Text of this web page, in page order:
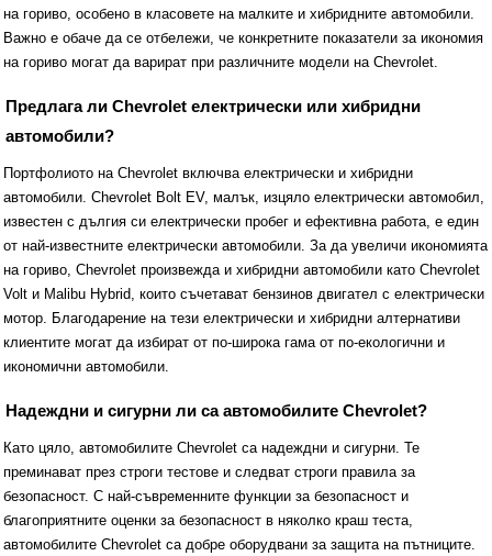
на гориво, особено в класовете на малките и хибридните автомобили.
Важно е обаче да се отбележи, че конкретните показатели за икономия
на гориво могат да варират при различните модели на Chevrolet.
Предлага ли Chevrolet електрически или хибридни
автомобили?
Портфолиото на Chevrolet включва електрически и хибридни
автомобили. Chevrolet Bolt EV, малък, изцяло електрически автомобил,
известен с дългия си електрически пробег и ефективна работа, е един
от най-известните електрически автомобили. За да увеличи икономията
на гориво, Chevrolet произвежда и хибридни автомобили като Chevrolet
Volt и Malibu Hybrid, които съчетават бензинов двигател с електрически
мотор. Благодарение на тези електрически и хибридни алтернативи
клиентите могат да избират от по-широка гама от по-екологични и
икономични автомобили.
Надеждни и сигурни ли са автомобилите Chevrolet?
Като цяло, автомобилите Chevrolet са надеждни и сигурни. Те
преминават през строги тестове и следват строги правила за
безопасност. С най-съвременните функции за безопасност и
благоприятните оценки за безопасност в няколко краш теста,
автомобилите Chevrolet са добре оборудвани за защита на пътниците.